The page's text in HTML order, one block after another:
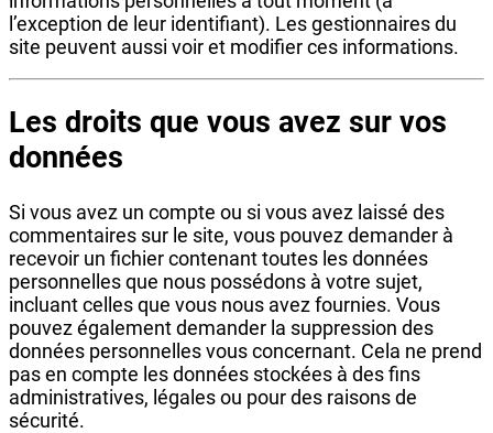
l’exception de leur identifiant). Les gestionnaires du
site peuvent aussi voir et modifier ces informations.
Les droits que vous avez sur vos
données
Si vous avez un compte ou si vous avez laissé des
commentaires sur le site, vous pouvez demander à
recevoir un fichier contenant toutes les données
personnelles que nous possédons à votre sujet,
incluant celles que vous nous avez fournies. Vous
pouvez également demander la suppression des
données personnelles vous concernant. Cela ne prend
pas en compte les données stockées à des fins
administratives, légales ou pour des raisons de
sécurité.